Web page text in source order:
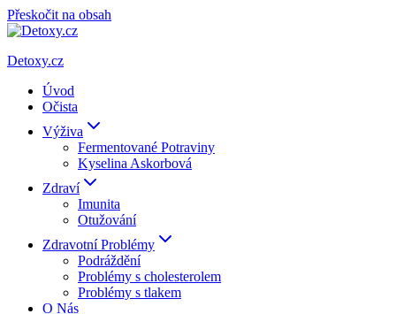
Přeskočit na obsah
Detoxy.cz
Úvod
Očista
Výživa
Fermentované Potraviny
Kyselina Askorbová
Zdraví
Imunita
Otužování
Zdravotní Problémy
Podráždění
Problémy s cholesterolem
Problémy s tlakem
O Nás